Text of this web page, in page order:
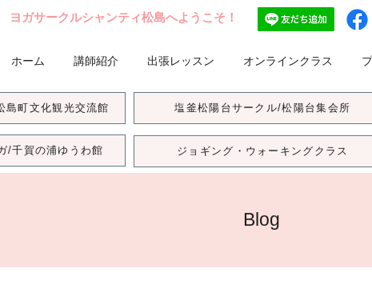
ヨガサークルシャンティ松島へようこそ！
ホーム 講師紹介 出張レッスン オンラインクラス
島町文化観光交流館 塩釜松陽台サークル/松陽台集会所
/千賀の浦ゆうわ館 ジョギング・ウォーキングクラス
Blog